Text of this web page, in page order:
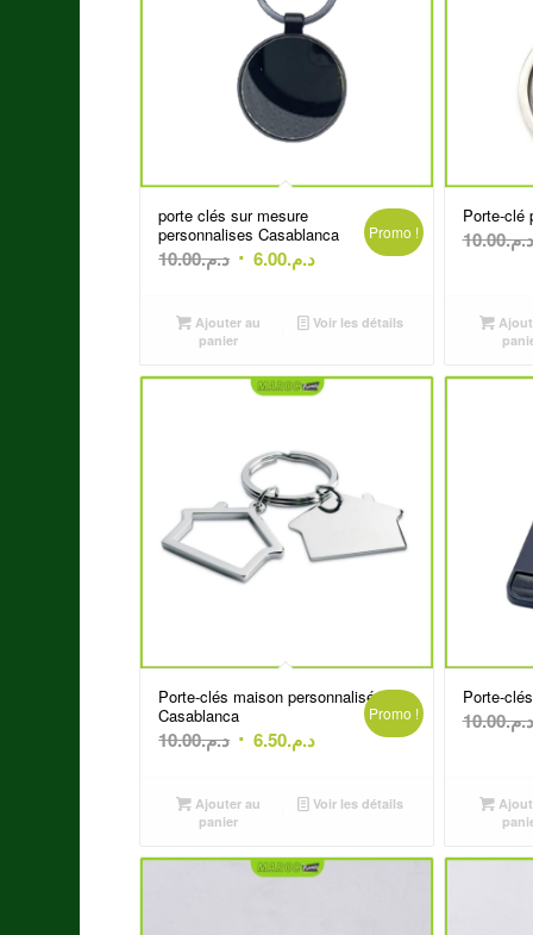
porte clés sur mesure
personnalises Casablanca
د.م.10.00
Le
initial
était :
د.م.10.00.
د.م.6.00
Le
actuel
د.م.6.00.
Promo !
Ajouter au
panier
Voir les détails
Porte-clé
د.م.10.00
Porte-clés maison personnalisé
Casablanca
د.م.10.00
Le
initial
était :
د.م.10.00.
د.م.6.50
Le
actuel
د.م.6.50.
Promo !
Ajouter au
panier
Voir les détails
Porte-
د.م.10.00